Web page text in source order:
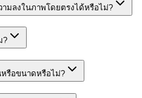
ามลงในภาพโดยตรงได้หรือไม่?
?
หรือขนาดหรือไม่?